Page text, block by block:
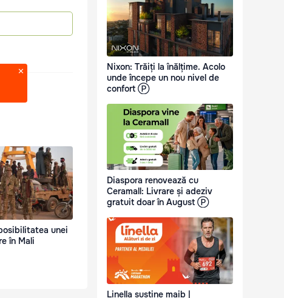
unei
în Mali
Nixon: Trăiți la înălțime. Acolo
unde începe un nou nivel de
confort Ⓟ
Diaspora renovează cu
Ceramall: Livrare și adeziv
gratuit doar în August Ⓟ
Linella susține maib |